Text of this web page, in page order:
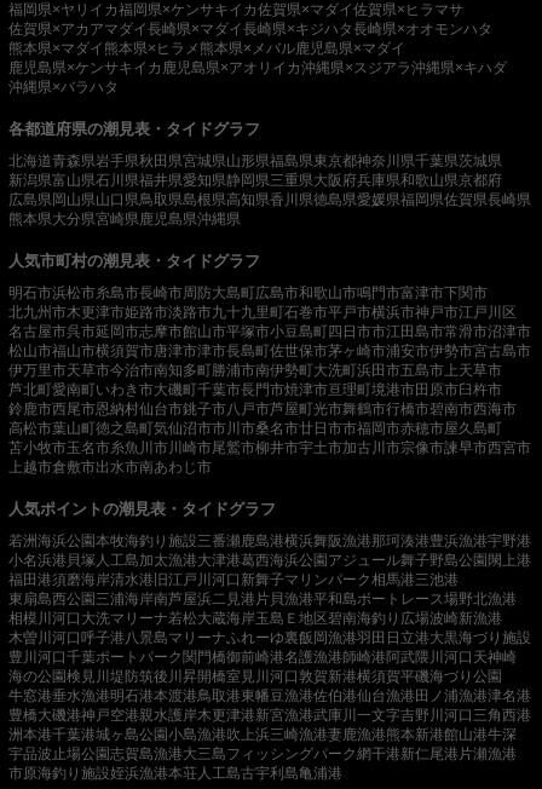
福岡県×ヤリイカ福岡県×ケンサキイカ佐賀県×マダイ佐賀県×ヒラマサ
佐賀県×アカアマダイ長崎県×マダイ長崎県×キジハタ長崎県×オオモンハタ
熊本県×マダイ 熊本県×ヒラメ 熊本県×メバル鹿児島県×マダイ
鹿児島県×ケンサキイカ 鹿児島県×アオリイカ沖縄県×スジアラ沖縄県×キハダ
沖縄県×バラハタ
各都道府県の潮見表・タイドグラフ
北海道青森県岩手県秋田県宮城県山形県福島県東京都神奈川県千葉県茨城県
新潟県富山県石川県福井県愛知県静岡県三重県大阪府兵庫県和歌山県京都府
広島県岡山県山口県鳥取県島根県高知県香川県徳島県愛媛県福岡県佐賀県長崎県
熊本県大分県宮崎県 鹿児島県沖縄県
人気市町村の潮見表・タイドグラフ
明石市浜松市糸島市長崎市周防大島町広島市和歌山市鳴門市富津市下関市
北九州市木更津市姫路市淡路市九十九里町石巻市平戸市横浜市神戸市江戸川区
名古屋市呉市延岡市志摩市館山市平塚市小豆島町四日市市江田島市常滑市沼津市
松山市福山市横須賀市唐津市津市長島町佐世保市茅ヶ崎市浦安市伊勢市宮古島市
伊万里市天草市今治市南知多町勝浦市南伊勢町大洗町浜田市五島市 上天草市
芦北町愛南町いわき市大磯町千葉市長門市焼津市亘理町境港市田原市臼杵市
鈴鹿市西尾市恩納村仙台市銚子市八戸市芦屋町光市舞鶴市行橋市碧南市西海市
高松市葉山町徳之島町気仙沼市市川市桑名市廿日市市福岡市赤穂市屋久島町
苫小牧市玉名市糸魚川市 川崎市尾鷲市柳井市宇土市加古川市宗像市諫早市西宮市
上越市倉敷市出水市南あわじ市
人気ポイントの潮見表・タイドグラフ
若洲海浜公園本牧海釣り施設三番瀬 鹿島港横浜舞阪漁港那珂湊港豊浜漁港宇野港
小名浜港 貝塚人工島加太漁港大津港葛西海浜公園アジュール舞子野島公園閖上港
福田港須磨海岸清水港 旧江戸川河口 新舞子マリンパーク相馬港三池港
東扇島西公園三浦海岸南芦屋浜二見港 片貝漁港平和島ボートレース場野北漁港
相模川河口 大洗マリーナ若松大蔵海岸玉島Ｅ地区碧南海釣り広場波崎新漁港
木曽川河口呼子港 八景島マリーナふれーゆ裏飯岡漁港羽田 日立港大黒海づり施設
豊川河口千葉ポートパーク関門橋御前崎港名護漁港師崎港阿武隈川河口 天神崎
海の公園検見川堤防筑後川昇開橋室見川河口敦賀新港横須賀平磯海づり公園
牛窓港垂水漁港明石港本渡港鳥取港東幡豆漁港佐伯港仙台漁港田ノ浦漁港津名港
豊橋大磯港神戸空港親水護岸木更津港新宮漁港武庫川一文字吉野川河口 三角西港
洲本港千葉港城ヶ島公園小島漁港吹上浜三崎漁港妻鹿漁港熊本新港館山港牛深
宇品波止場公園志賀島漁港大三島フィッシングパーク網干港新仁尾港 片瀬漁港
市原海釣り施設姪浜漁港本荘人工島古宇利島亀浦港